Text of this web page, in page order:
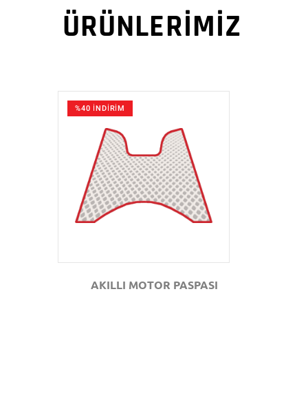
ÜRÜNLERİMİZ
%40 İNDİRİM
GÖZAT
AKILLI MOTOR PASPASI